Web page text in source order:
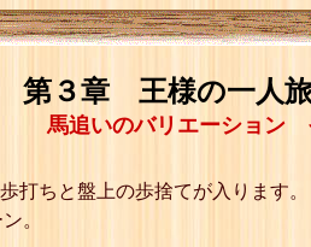
第３章 王様の一人
馬追いのバリエーション
打ちと盤上の歩捨てが入ります。
。